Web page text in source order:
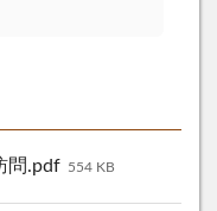
問.pdf 554 KB